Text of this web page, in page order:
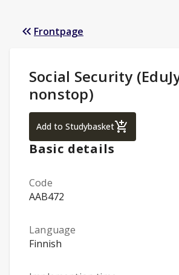
Frontpage
Study Details:
Social Security
nonstop)
Add to Studybasket
Social Security
Basic details
Code
AAB472
Language
Finnish